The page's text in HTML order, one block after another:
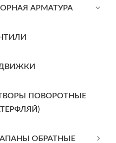
АРМАТУРА
ПОВОРОТНЫЕ
ОБРАТНЫЕ